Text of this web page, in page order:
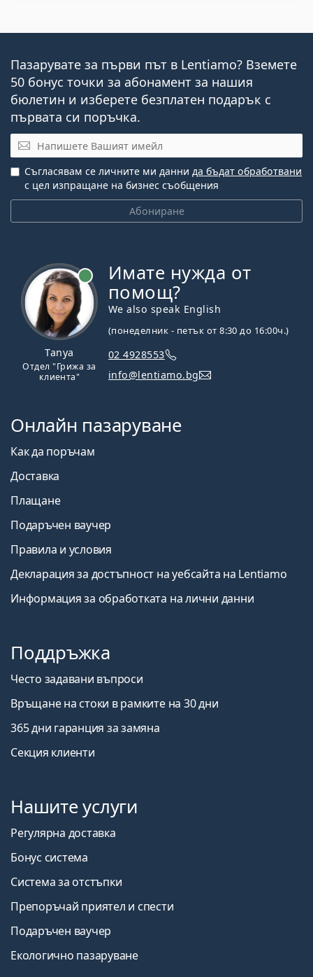
Пазарувате за първи път в Lentiamo? Вземете
50 бонус точки за абонамент за нашия
бюлетин и изберете безплатен подарък с
първата си поръчка.
Имейл
Абониране
Съгласявам се личните ми данни да бъдат обработвани
с цел изпращане на бизнес съобщения
Tanya
Отдел "Грижа за
клиента"
Имате нужда от
помощ?
We also speak English
(понеделник - петък от 8:30 до 16:00ч.)
02 4928553
info@lentiamo.bg
Онлайн пазаруване
Как да поръчам
Доставка
Плащане
Подаръчен ваучер
Правила и условия
Декларация за достъпност на уебсайта на Lentiamo
Информация за обработката на лични данни
Поддръжка
Често задавани въпроси
Връщане на стоки в рамките на 30 дни
365 дни гаранция за замяна
Секция клиенти
Нашите услуги
Регулярна доставка
Бонус система
Система за отстъпки
Препоръчай приятел и спести
Подаръчен ваучер
Екологично пазаруване